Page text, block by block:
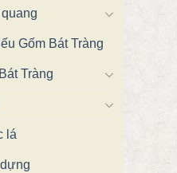
Gốm Bát Tràng
Tràng
lá